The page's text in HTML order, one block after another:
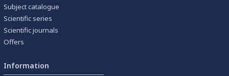
Subject catalogue
Scientific series
Scientific journals
Offers
Information